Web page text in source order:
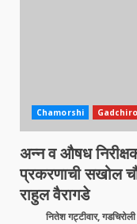
Chamorshi
अन्न व औषध
प्रकरणाची सखोल
राहुल वैरागडे
नितेश गट्टीवार,